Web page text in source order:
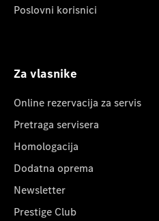
Poslovni korisnici
Za vlasnike
Online rezervacija za servis
Pretraga servisera
Homologacija
Dodatna oprema
Newsletter
Prestige Club